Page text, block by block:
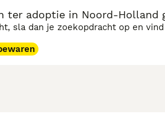
ter adoptie in Noord-Holland
sla dan je zoekopdracht op en